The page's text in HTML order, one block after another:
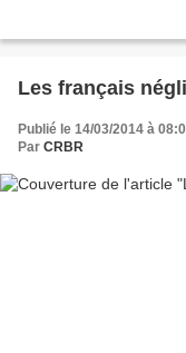
Les français
Publié le 14/03/2014 à
Par CRBR